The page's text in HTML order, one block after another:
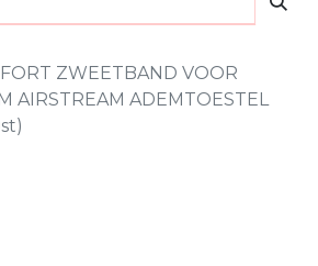
ZWEETBAND VOOR
AIRSTREAM ADEMTOESTEL